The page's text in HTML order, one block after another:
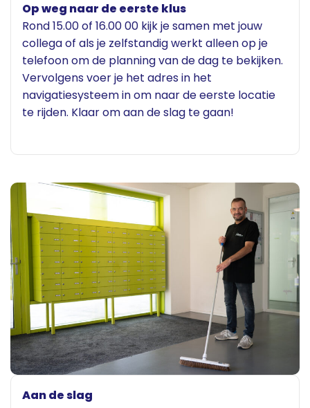
Op weg naar de eerste klus
Rond 15.00 of 16.00 00 kijk je samen met jouw
collega of als je zelfstandig werkt alleen op je
telefoon om de planning van de dag te bekijken.
Vervolgens voer je het adres in het
navigatiesysteem in om naar de eerste locatie
te rijden. Klaar om aan de slag te gaan!
Aan de slag